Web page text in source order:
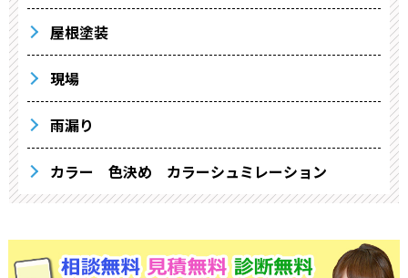
屋根塗装
現場
雨漏り
カラー 色決め カラーシュミレーション